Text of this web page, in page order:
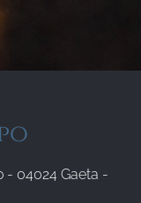
- 04024 Gaeta -